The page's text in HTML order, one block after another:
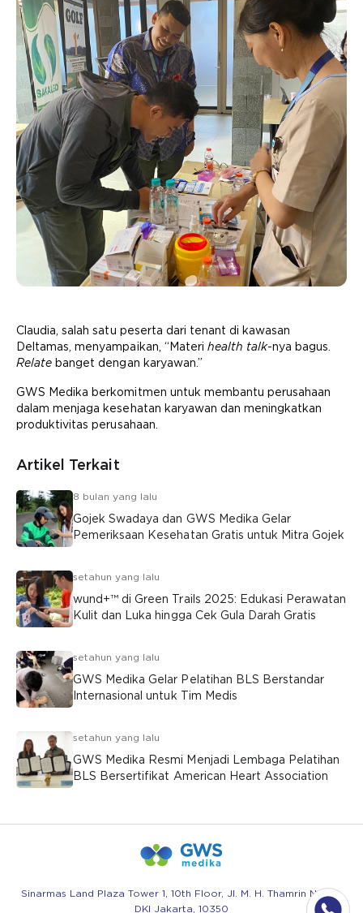
Claudia, salah satu peserta dari tenant di kawasan
Deltamas, menyampaikan, “Materi health talk-nya bagus.
Relate banget dengan karyawan.”
GWS Medika berkomitmen untuk membantu perusahaan
dalam menjaga kesehatan karyawan dan meningkatkan
produktivitas perusahaan.
Artikel Terkait
8 bulan yang lalu
Gojek Swadaya dan GWS Medika Gelar
Pemeriksaan Kesehatan Gratis untuk Mitra Gojek
setahun yang lalu
wund+™ di Green Trails 2025: Edukasi Perawatan
Kulit dan Luka hingga Cek Gula Darah Gratis
setahun yang lalu
GWS Medika Gelar Pelatihan BLS Berstandar
Internasional untuk Tim Medis
setahun yang lalu
GWS Medika Resmi Menjadi Lembaga Pelatihan
BLS Bersertifikat American Heart Association
Sinarmas Land Plaza Tower 1, 10th Floor, Jl. M. H. Thamrin No.51 -
DKI Jakarta, 10350